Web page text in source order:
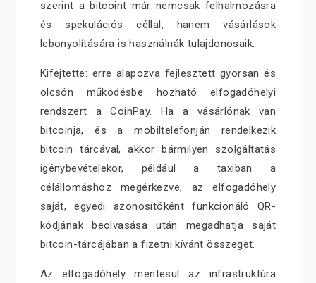
szerint a bitcoint már nemcsak felhalmozásra
és spekulációs céllal, hanem vásárlások
lebonyolítására is használnák tulajdonosaik.
Kifejtette: erre alapozva fejlesztett gyorsan és
olcsón működésbe hozható elfogadóhelyi
rendszert a CoinPay. Ha a vásárlónak van
bitcoinja, és a mobiltelefonján rendelkezik
bitcoin tárcával, akkor bármilyen szolgáltatás
igénybevételekor, például a taxiban a
célállomáshoz megérkezve, az elfogadóhely
saját, egyedi azonosítóként funkcionáló QR-
kódjának beolvasása után megadhatja saját
bitcoin-tárcájában a fizetni kívánt összeget.
Az elfogadóhely mentesül az infrastruktúra